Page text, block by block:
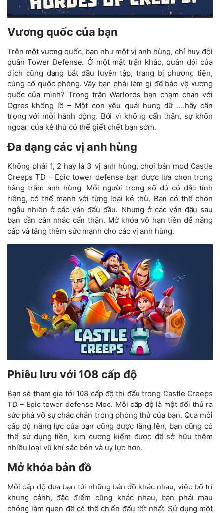
Vương quốc của bạn
Trên một vương quốc, bạn như một vị anh hùng, chỉ huy đội
quân Tower Defense. Ở một mặt trận khác, quân đội của
địch cũng đang bắt đầu luyện tập, trang bị phương tiện,
củng cố quốc phòng. Vậy bạn phải làm gì để bảo vệ vương
quốc của mình? Trong trận Warlords bạn chạm chán với
Ogres khổng lồ – Một con yêu quái hung dữ ….hãy cẩn
trọng với mỗi hành động. Bởi vì không cẩn thận, sự khôn
ngoan của kẻ thù có thể giết chết bạn sớm.
Đa dạng các vị anh hùng
Không phải 1, 2 hay là 3 vị anh hùng, chơi bản mod Castle
Creeps TD – Epic tower defense bạn được lựa chọn trong
hàng trăm anh hùng. Mỗi người trong số đó có đặc tính
riêng, có thế mạnh với từng loại kẻ thù. Bạn có thể chọn
ngẫu nhiên ở các ván đấu đầu. Nhưng ở các ván đấu sau
bạn cần cân nhắc cẩn thận. Mở khóa vô hạn tiền để nâng
cấp và tăng thêm sức mạnh cho các vị anh hùng.
Phiêu lưu với 108 cấp độ
Bạn sẽ tham gia tới 108 cấp độ thi đấu trong Castle Creeps
TD – Epic tower defense Mod. Mỗi cấp độ là một đối thủ ra
sức phá vỡ sự chắc chắn trong phòng thủ của bạn. Qua mỗi
cấp độ năng lực của bạn cũng được tăng lên, bạn cũng có
thể sử dụng tiền, kim cương kiếm được để sở hữu thêm
nhiều loại vũ khí sắc bén và uy lực hơn.
Mở khóa bản đồ
Mỗi cấp độ đưa bạn tới những bản đồ khác nhau, việc bố trí
khung cảnh, đặc điểm cũng khác nhau, bạn phải mau
chóng làm quen để có thể chiến đấu tốt nhất. Sử dụng một